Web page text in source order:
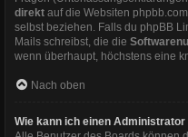
direkt auf die Websiten
selbst beziehen. Falls du phpBB
Mails schreibst, die die
wenn überhaupt, höchstens eine
Nach oben
Wie kann ich einen